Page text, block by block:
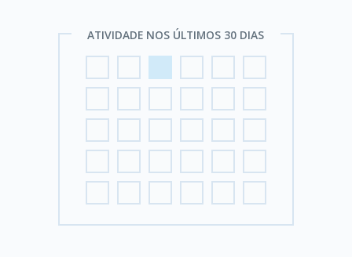
ATIVIDADE NOS ÚLTIMOS 30 DIAS